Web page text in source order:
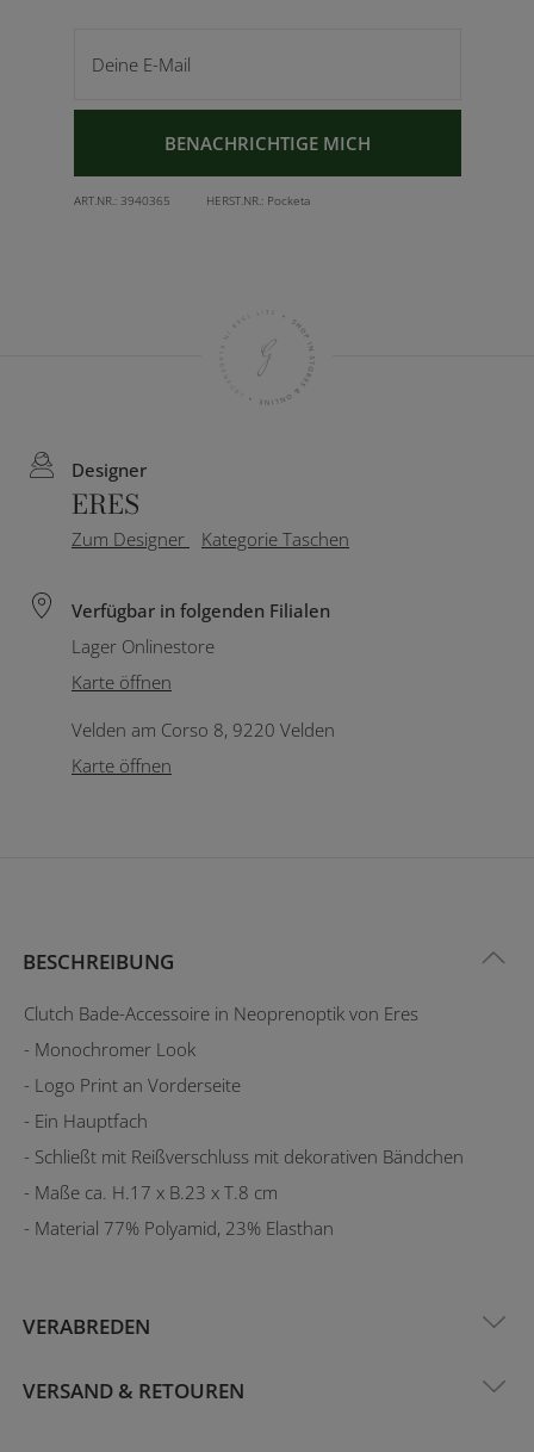
BENACHRICHTIGE MICH
ART.NR.: 3940365 HERST.NR.: Pocketa
Designer
ERES
Zum Designer Kategorie Taschen
Verfügbar in folgenden Filialen
Lager Onlinestore
Karte öffnen
Velden am Corso 8, 9220 Velden
Karte öffnen
BESCHREIBUNG
Clutch Bade-Accessoire in Neoprenoptik von Eres
- Monochromer Look
- Logo Print an Vorderseite
- Ein Hauptfach
- Schließt mit Reißverschluss mit dekorativen Bändchen
- Maße ca. H.17 x B.23 x T.8 cm
- Material 77% Polyamid, 23% Elasthan
VERABREDEN
VERSAND & RETOUREN